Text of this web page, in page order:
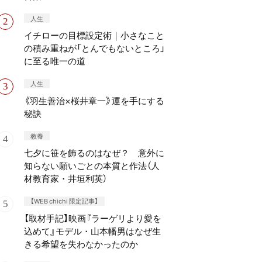
人生
イチローの目標設定術｜小さなこと
の積み重ねが「とんでもないところ」
に至る唯一の道
人生
《羽生善治×桜井章一》運を手にする
秘訣
教養
七夕に笹を飾るのはなぜ？ 意外に
知らない願いごとの本質と作法（人
材教育家・井垣利英）
【WEB chichi 限定記事】
【取材手記】映画『ラーゲリより愛を
込めて』モデル・山本幡男はなぜ生
きる希望を失わなかったのか